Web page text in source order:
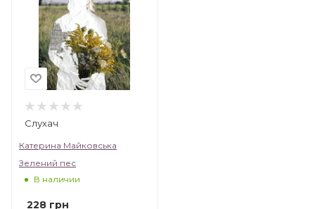
Слухач
Катерина Майковська
Зелений пес
В наличии
228 грн